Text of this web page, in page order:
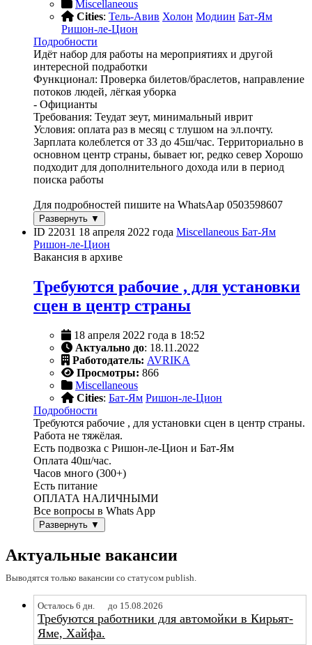
Miscellaneous
Cities: Тель-Авив Холон Модиин Бат-Ям
Ришон-ле-Цион
Подробности
Идёт набор для работы на мероприятиях и другой
интересной подработки
Функционал: Проверка билетов/браслетов, направление
потоков людей, лёгкая уборка
- Официанты
Требования: Теудат зеут, минимальный иврит
Условия: оплата раз в месяц с тлушом на эл.почту.
Зарплата колеблется от 33 до 45ш/час. Территориально в
основном центр страны, бывает юг, редко север Хорошо
подходит для дополнительного дохода или в период
поиска работы
Для подробностей пишите на WhatsAap 0503598607
Развернуть ▼
ID 22031 18 апреля 2022 года Miscellaneous Бат-Ям
Ришон-ле-Цион
Вакансия в архиве
Требуются рабочие , для установки
сцен в центр страны
18 апреля 2022 года в 18:52
Актуально до: 18.11.2022
Работодатель: AVRIKA
Просмотры: 866
Miscellaneous
Cities: Бат-Ям Ришон-ле-Цион
Подробности
Требуются рабочие , для установки сцен в центр страны.
Работа не тяжёлая.
Есть подвозка с Ришон-ле-Цион и Бат-Ям
Оплата 40ш/час.
Часов много (300+)
Есть питание
ОПЛАТА НАЛИЧНЫМИ
Все вопросы в Whats App
Развернуть ▼
Актуальные вакансии
Выводятся только вакансии со статусом publish.
Осталось 6 дн. до 15.08.2026
Требуются работники для автомойки в Кирьят-
Яме, Хайфа.